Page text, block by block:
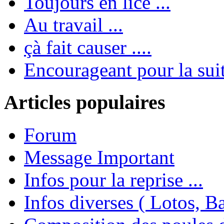
Au travail ...
çà fait causer ....
Encourageant pour la
Articles populaires
Forum
Message Important
Infos pour la reprise ...
Infos diverses ( Lotos,